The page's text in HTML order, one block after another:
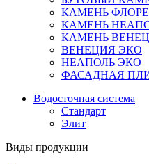
КАМЕНЬ
КАМЕНЬ
КАМЕНЬ
ВЕНЕЦИЯ ЭКО
НЕАПОЛЬ ЭКО
ФАСАДНАЯ
Водосточная система
Стандарт
Элит
Виды продукции